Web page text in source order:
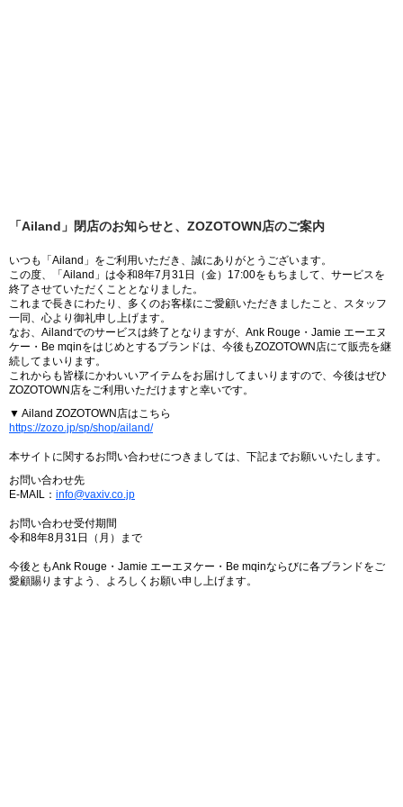
「Ailand」閉店のお知らせと、ZOZOTOWN店のご案内
いつも「Ailand」をご利用いただき、誠にありがとうございます。
この度、「Ailand」は令和8年7月31日（金）17:00をもちまして、サービスを
終了させていただくこととなりました。
これまで長きにわたり、多くのお客様にご愛顧いただきましたこと、スタッフ
一同、心より御礼申し上げます。
なお、Ailandでのサービスは終了となりますが、Ank Rouge・Jamie エーエヌ
ケー・Be mqinをはじめとするブランドは、今後もZOZOTOWN店にて販売を継
続してまいります。
これからも皆様にかわいいアイテムをお届けしてまいりますので、今後はぜひ
ZOZOTOWN店をご利用いただけますと幸いです。
▼ Ailand ZOZOTOWN店はこちら
https://zozo.jp/sp/shop/ailand/
本サイトに関するお問い合わせにつきましては、下記までお願いいたします。
お問い合わせ先
E-MAIL： info@vaxiv.co.jp
お問い合わせ受付期間
令和8年8月31日（月）まで
今後ともAnk Rouge・Jamie エーエヌケー・Be mqinならびに各ブランドをご
愛顧賜りますよう、よろしくお願い申し上げます。